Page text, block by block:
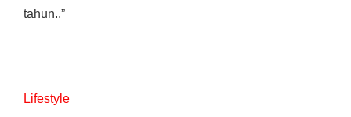
tahun..”
Lifestyle